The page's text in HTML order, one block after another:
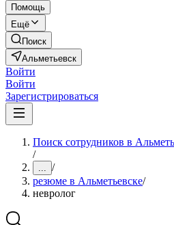
Помощь
Ещё
Поиск
Альметьевск
Войти
Войти
Зарегистрироваться
Поиск сотрудников в
/
... /
резюме в Альметьевске/
невролог